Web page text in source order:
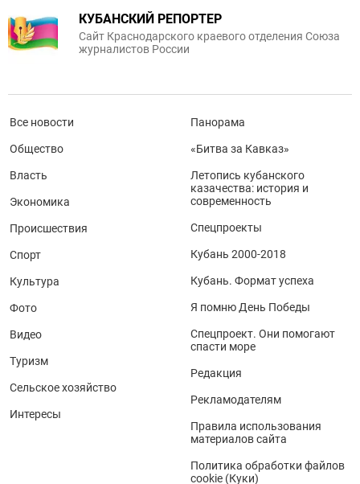
КУБАНСКИЙ РЕПОРТЕР
Сайт Краснодарского краевого отделения Союза
журналистов России
Все новости
Общество
Власть
Экономика
Происшествия
Спорт
Культура
Фото
Видео
Туризм
Сельское хозяйство
Интересы
Панорама
«Битва за Кавказ»
Летопись кубанского
казачества: история и
современность
Спецпроекты
Кубань 2000-2018
Кубань. Формат успеха
Я помню День Победы
Спецпроект. Они помогают
спасти море
Редакция
Рекламодателям
Правила использования
материалов сайта
Политика обработки файлов
cookie (Куки)